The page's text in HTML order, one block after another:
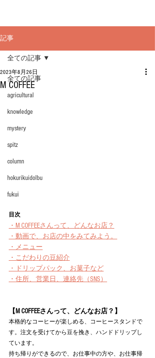
記事
全ての記事
agricultural
knowledge
mystery
spitz
column
hokurikuidolbu
fukui
全ての記事
M COFFEE
2023年8月26日
目次
・M COFFEEさんって、どんなお店？
・動画で、お店の中をみてみよう。
・メニュー
・こだわりの豆紹介
・ドリップパック、お菓子など
・住所、営業日、連絡先（SNS）
【M COFFEEさんって、どんなお店？】
本格的なコーヒーが楽しめる、コーヒースタンドで
す。注文を受けてから豆を挽き、ハンドドリップし
ています。
持ち帰りができるので、お仕事中の方や、お仕事帰